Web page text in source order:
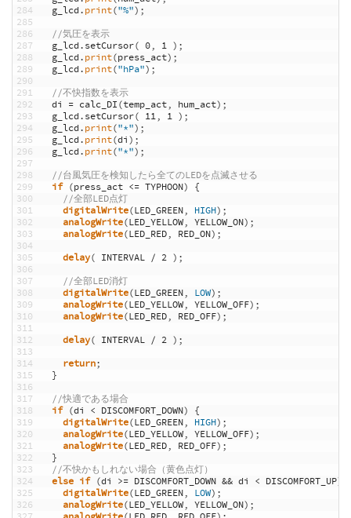
284
285
286
287
288
289
290
291
292
293
294
295
296
297
298
299
300
301
302
303
304
305
306
307
308
309
310
311
312
313
314
315
316
317
318
319
320
321
322
323
324
325
326
g_lcd.print("%") ;
//気圧を表示
g_lcd.setCursor( 0, 1 ) ;
g_lcd.print(press_act) ;
g_lcd.print("hPa") ;
//不快指数を表示
di = calc_DI(temp_act, hum_act) ;
g_lcd.setCursor( 11, 1 ) ;
g_lcd.print("*") ;
g_lcd.print(di) ;
g_lcd.print("*") ;
//台風気圧を検知したら全てのLEDを点滅させる
if (press_act <= TYPHOON) {
//全部LED点灯
digitalWrite(LED_GREEN, HIGH) ;
analogWrite(LED_YELLOW, YELLOW_ON) ;
analogWrite(LED_RED, RED_ON) ;
delay( INTERVAL / 2 ) ;
//全部LED消灯
digitalWrite(LED_GREEN, LOW) ;
analogWrite(LED_YELLOW, YELLOW_OFF) ;
analogWrite(LED_RED, RED_OFF) ;
delay( INTERVAL / 2 ) ;
return;
}
//快適である場合
if (di < DISCOMFORT_DOWN) {
digitalWrite(LED_GREEN, HIGH) ;
analogWrite(LED_YELLOW, YELLOW_OFF) ;
analogWrite(LED_RED, RED_OFF) ;
}
//不快かもしれない場合（黄色点灯）
else if (di >= DISCOMFORT_DOWN && di < DISCOMFORT_UP)
digitalWrite(LED_GREEN, LOW) ;
analogWrite(LED_YELLOW, YELLOW_ON) ;